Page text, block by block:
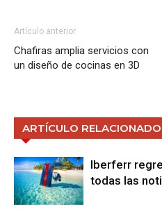
Artículo anterior
Chafiras amplia servicios con
un diseño de cocinas en 3D
ARTÍCULO
Iberferr
todas las